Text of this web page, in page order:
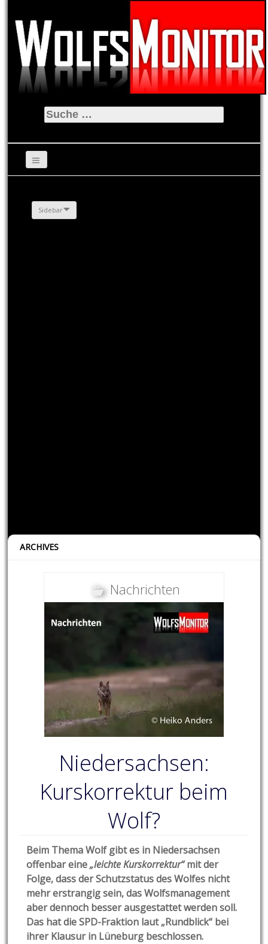
Suche
nach:
Sidebar
ARCHIVES
Nachrichten
Niedersachsen:
Kurskorrektur beim
Wolf?
Beim Thema Wolf gibt es in Niedersachsen
offenbar eine„leichte Kurskorrektur“mit der
Folge, dass der Schutzstatus des Wolfes nicht
mehr erstrangig sein, das Wolfsmanagement
aber dennoch besser ausgestattet werden soll.
Das hat die SPD-Fraktion laut „Rundblick“ bei
ihrer Klausur in Lüneburg beschlossen.